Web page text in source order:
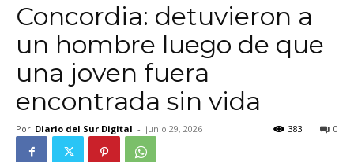
Concordia: detuvieron a
un hombre luego de que
una joven fuera
encontrada sin vida
Por Diario del Sur Digital - junio 29, 2026 0
383